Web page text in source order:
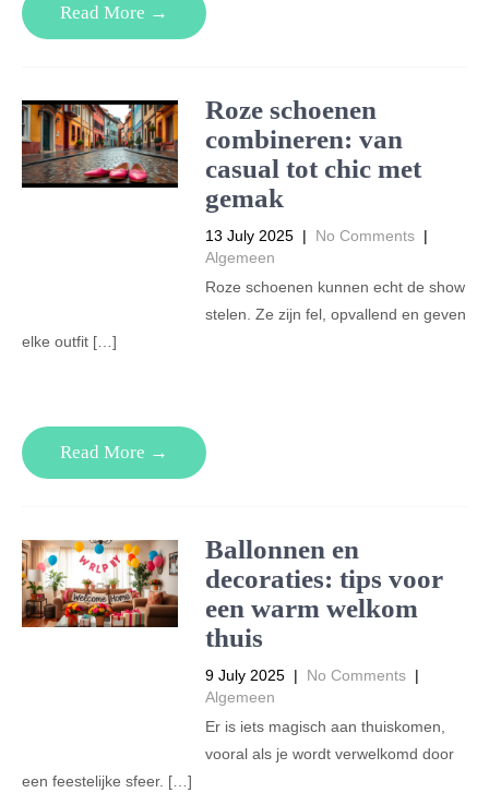
Read More →
Roze schoenen
combineren: van
casual tot chic met
gemak
13 July 2025 | No Comments |
Algemeen
Roze schoenen kunnen echt de show
stelen. Ze zijn fel, opvallend en geven
elke outfit […]
Read More →
Ballonnen en
decoraties: tips voor
een warm welkom
thuis
9 July 2025 | No Comments |
Algemeen
Er is iets magisch aan thuiskomen,
vooral als je wordt verwelkomd door
een feestelijke sfeer. […]